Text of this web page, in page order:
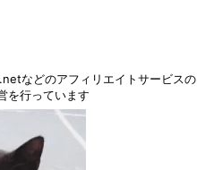
などのアフィリエイトサービスの
を行っています